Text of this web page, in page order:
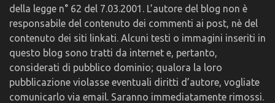
della legge n° 62 del 7.03.2001. L’autore del blog non è
responsabile del contenuto dei commenti ai post, nè del
contenuto dei siti linkati. Alcuni testi o immagini inseriti in
questo blog sono tratti da internet e, pertanto,
considerati di pubblico dominio; qualora la loro
pubblicazione violasse eventuali diritti d’autore, vogliate
comunicarlo via email. Saranno immediatamente rimossi.